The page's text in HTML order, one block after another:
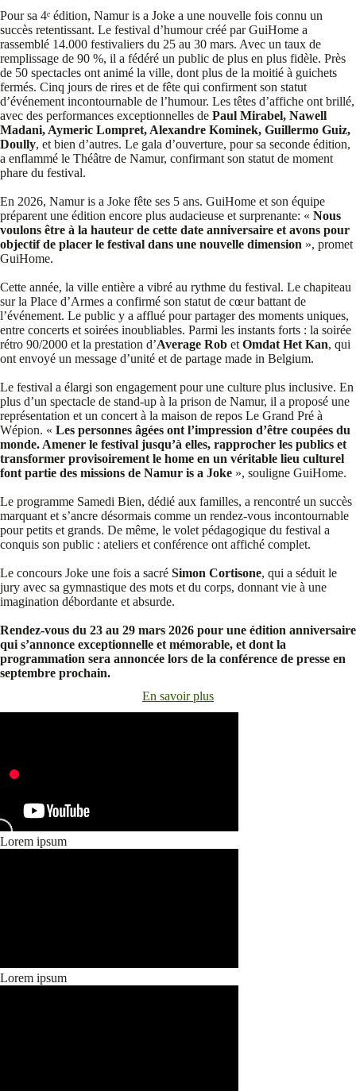
Pour sa 4ᵉ édition, Namur is a Joke a une nouvelle fois connu un
succès retentissant. Le festival d’humour créé par GuiHome a
rassemblé 14.000 festivaliers du 25 au 30 mars. Avec un taux de
remplissage de 90 %, il a fédéré un public de plus en plus fidèle. Près
de 50 spectacles ont animé la ville, dont plus de la moitié à guichets
fermés. Cinq jours de rires et de fête qui confirment son statut
d’événement incontournable de l’humour. Les têtes d’affiche ont brillé,
avec des performances exceptionnelles de Paul Mirabel, Nawell
Madani, Aymeric Lompret, Alexandre Kominek, Guillermo Guiz,
Doully, et bien d’autres. Le gala d’ouverture, pour sa seconde édition,
a enflammé le Théâtre de Namur, confirmant son statut de moment
phare du festival.
En 2026, Namur is a Joke fête ses 5 ans. GuiHome et son équipe
préparent une édition encore plus audacieuse et surprenante: « Nous
voulons être à la hauteur de cette date anniversaire et avons pour
objectif de placer le festival dans une nouvelle dimension », promet
GuiHome.
Cette année, la ville entière a vibré au rythme du festival. Le chapiteau
sur la Place d’Armes a confirmé son statut de cœur battant de
l’événement. Le public y a afflué pour partager des moments uniques,
entre concerts et soirées inoubliables. Parmi les instants forts : la soirée
rétro 90/2000 et la prestation d’Average Rob et Omdat Het Kan, qui
ont envoyé un message d’unité et de partage made in Belgium.
Le festival a élargi son engagement pour une culture plus inclusive. En
plus d’un spectacle de stand-up à la prison de Namur, il a proposé une
représentation et un concert à la maison de repos Le Grand Pré à
Wépion. « Les personnes âgées ont l’impression d’être coupées du
monde. Amener le festival jusqu’à elles, rapprocher les publics et
transformer provisoirement le home en un véritable lieu culturel
font partie des missions de Namur is a Joke », souligne GuiHome.
Le programme Samedi Bien, dédié aux familles, a rencontré un succès
marquant et s’ancre désormais comme un rendez-vous incontournable
pour petits et grands. De même, le volet pédagogique du festival a
conquis son public : ateliers et conférence ont affiché complet.
Le concours Joke une fois a sacré Simon Cortisone, qui a séduit le
jury avec sa gymnastique des mots et du corps, donnant vie à une
imagination débordante et absurde.
Rendez-vous du 23 au 29 mars 2026 pour une édition anniversaire
qui s’annonce exceptionnelle et mémorable, et dont la
programmation sera annoncée lors de la conférence de presse en
septembre prochain.
En savoir plus
Lorem ipsum
Lorem ipsum